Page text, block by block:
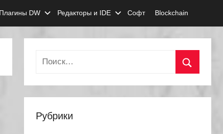
Плагины DW Редакторы и IDE Софт Blockchain
Найти:
Рубрики